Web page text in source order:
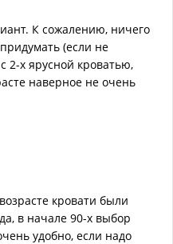
К сожалению, ничего
(если не
2-х ярусной кроватью,
наверное не очень
кровати были
в начале 90-х выбор
удобно, если надо